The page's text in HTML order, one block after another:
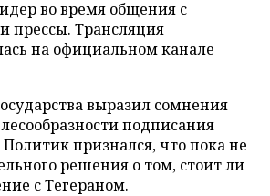
во время общения с
прессы. Трансляция
на официальном канале
выразил сомнения
подписания
Политик признался, что пока не
решения о том, стоит ли
с Тегераном.